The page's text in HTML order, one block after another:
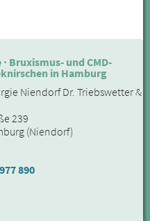
Bruxismus- und CMD-
in Hamburg
Niendorf Dr. Triebswetter &
239
(Niendorf)
890